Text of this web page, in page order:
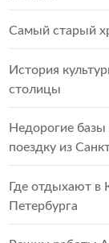
Самый старый
История
столицы
Недорогие базы
поездку из
Где отдыхают в
Петербурга